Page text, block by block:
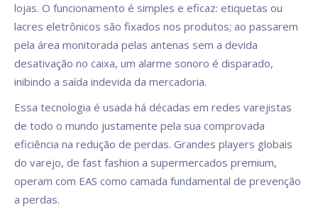
lojas. O funcionamento é simples e eficaz: etiquetas ou
lacres eletrônicos são fixados nos produtos; ao passarem
pela área monitorada pelas antenas sem a devida
desativação no caixa, um alarme sonoro é disparado,
inibindo a saída indevida da mercadoria.
Essa tecnologia é usada há décadas em redes varejistas
de todo o mundo justamente pela sua comprovada
eficiência na redução de perdas. Grandes players globais
do varejo, de fast fashion a supermercados premium,
operam com EAS como camada fundamental de prevenção
a perdas.